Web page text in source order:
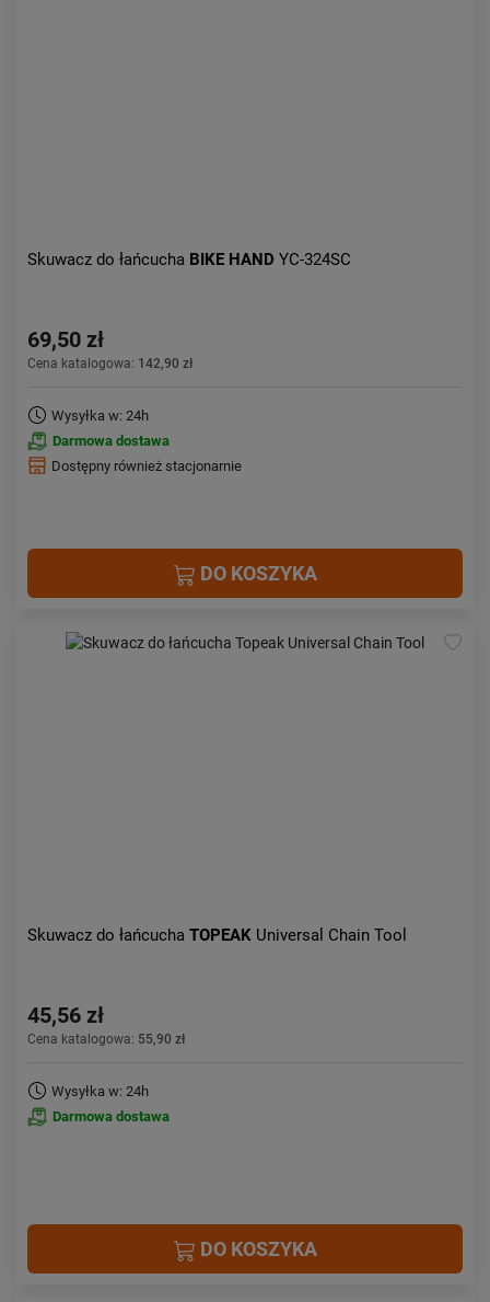
Skuwacz do łańcucha BIKE HAND YC-324SC
69,50 zł
Cena katalogowa: 142,90 zł
Wysyłka w: 24h
Darmowa dostawa
Dostępny również stacjonarnie
DO KOSZYKA
Skuwacz do łańcucha TOPEAK Universal Chain Tool
45,56 zł
Cena katalogowa: 55,90 zł
Wysyłka w: 24h
Darmowa dostawa
DO KOSZYKA